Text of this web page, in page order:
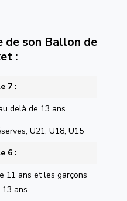
de son Ballon de
:
7 :
delà de 13 ans
U21, U18, U15
6 :
11 ans et les garçons
ans